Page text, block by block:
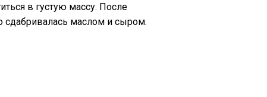
в густую массу. После
сдабривалась маслом и сыром.